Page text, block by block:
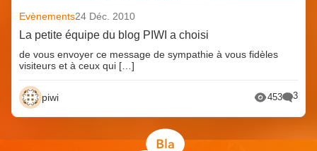
Evènements24 Déc. 2010
La petite équipe du blog PIWI a choisi
de vous envoyer ce message de sympathie à vous fidèles
visiteurs et à ceux qui […]
piwi 453 3